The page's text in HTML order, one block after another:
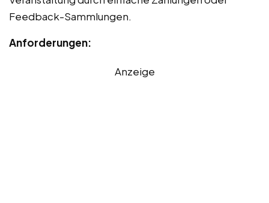
Feedback-Sammlungen.
Anforderungen:
Anzeige